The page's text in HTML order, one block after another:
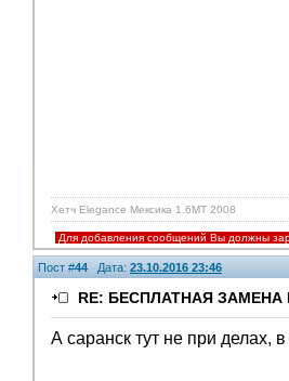
Хетч Elegance Мексика 1.6MT 2008
Для добавления сообщений Вы должны
Пост #44Дата: 23.10.2016 23:46
RE: БЕСПЛАТНАЯ
А саранск тут не при делах,